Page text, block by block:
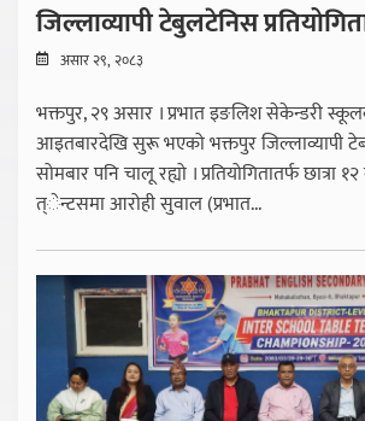
जिल्लाव्यापी टेबुलटेनिस
असार २९, २०८३
भक्तपुर, २९ असार । प्रभात इङलिश सेकेन्डरी
आइतबारदेखि सुरू भएको भक्तपुर जिल्लाव्यापी
सोमबार पनि चालू रह्यो । प्रतियोगितातर्फ छात्रा
त्ेन्टसमा आरोही सुवाल (प्रभात...